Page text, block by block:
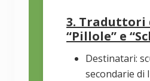
3. Traduttori
“Pillole” e
Destinatari:
secondarie di